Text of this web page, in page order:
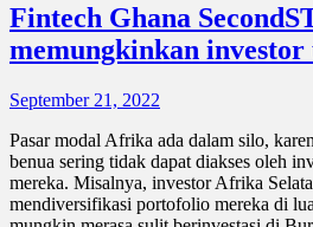
Fintech Ghana
memungkinkan investor
September 21, 2022
Pasar modal Afrika ada dalam silo,
benua sering tidak dapat diakses oleh
mereka. Misalnya, investor Afrika
mendiversifikasi portofolio mereka di